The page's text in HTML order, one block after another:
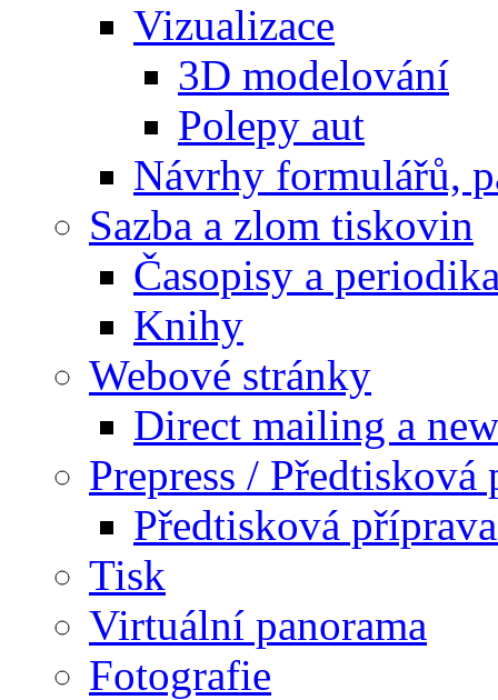
Vizualizace
3D modelování
Polepy aut
Návrhy formulářů,
Sazba a zlom tiskovin
Časopisy a
Knihy
Webové stránky
Direct mailing a
Prepress / Předtisková
Předtisková
Tisk
Virtuální panorama
Fotografie